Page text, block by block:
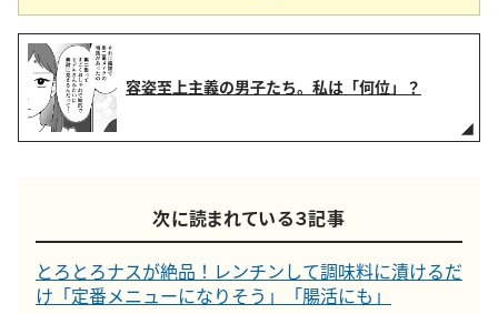
容姿至上主義の男子たち。私は「何位」？
次に読まれている３記事
とろとろナスが絶品！レンチンして調味料に漬けるだ
け「定番メニューになりそう」「腸活にも」